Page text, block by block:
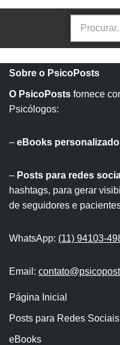
Sobre o PsicoPosts
O PsicoPosts fornece
Psicólogos:
– eBooks
– Posts para redes
hashtags, para gerar
de seguidores e
WhatsApp: (11) 94103-
Email:
Página Inicial
Posts para Redes Sociais
eBooks